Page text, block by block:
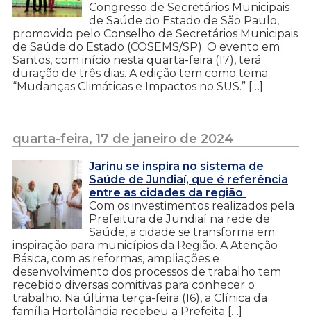
Congresso de Secretários Municipais
de Saúde do Estado de São Paulo,
promovido pelo Conselho de Secretários Municipais
de Saúde do Estado (COSEMS/SP). O evento em
Santos, com início nesta quarta-feira (17), terá
duração de três dias. A edição tem como tema:
“Mudanças Climáticas e Impactos no SUS.” […]
quarta-feira, 17 de janeiro de 2024
Jarinu se inspira no sistema de
Saúde de Jundiaí, que é referência
entre as cidades da região
Com os investimentos realizados pela
Prefeitura de Jundiaí na rede de
Saúde, a cidade se transforma em
inspiração para municípios da Região. A Atenção
Básica, com as reformas, ampliações e
desenvolvimento dos processos de trabalho tem
recebido diversas comitivas para conhecer o
trabalho. Na última terça-feira (16), a Clínica da
família Hortolândia recebeu a Prefeita […]